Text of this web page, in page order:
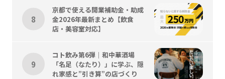
京都で使える開業補助金・助成
金2026年最新まとめ【飲食
店・美容室対応】
コト飲み第6弾｜和中華酒場
「名足（なたり）」に学ぶ、隠
れ家感と”引き算”の店づくり